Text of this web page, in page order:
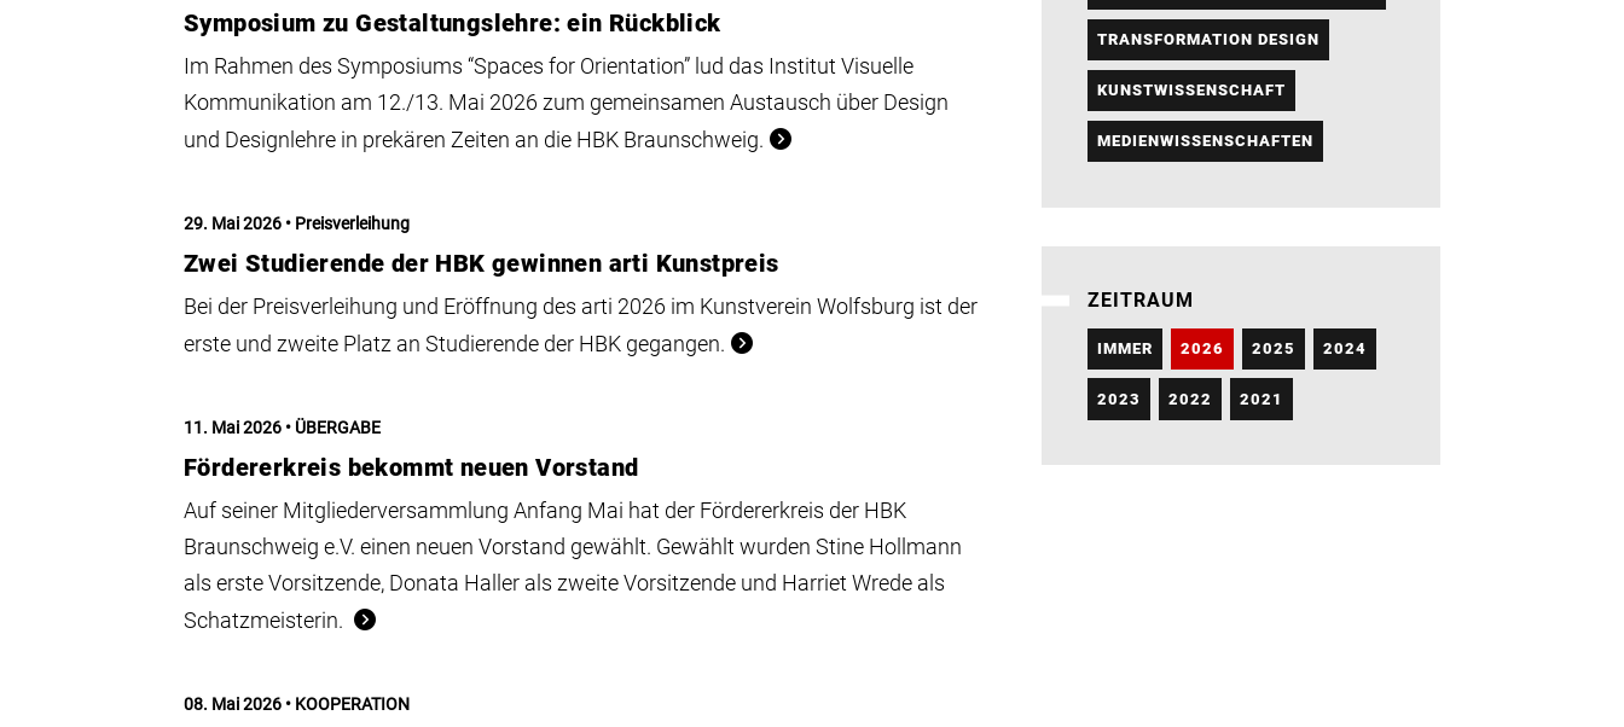
Symposium zu Gestaltungslehre: ein Rückblick
Im Rahmen des Symposiums “Spaces for Orientation” lud das Institut Visuelle
Kommunikation am 12./13. Mai 2026 zum gemeinsamen Austausch über Design
und Designlehre in prekären Zeiten an die HBK Braunschweig.
29. Mai 2026 Preisverleihung
Zwei Studierende der HBK gewinnen arti Kunstpreis
Bei der Preisverleihung und Eröffnung des arti 2026 im Kunstverein Wolfsburg ist der
erste und zweite Platz an Studierende der HBK gegangen.
11. Mai 2026 ÜBERGABE
Fördererkreis bekommt neuen Vorstand
Auf seiner Mitgliederversammlung Anfang Mai hat der Fördererkreis der HBK
Braunschweig e.V. einen neuen Vorstand gewählt. Gewählt wurden Stine Hollmann
als erste Vorsitzende, Donata Haller als zweite Vorsitzende und Harriet Wrede als
Schatzmeisterin.
08. Mai 2026 KOOPERATION
TRANSFORMATION DESIGN
KUNSTWISSENSCHAFT
MEDIENWISSENSCHAFTEN
ZEITRAUM
IMMER 2026 2025 2024
2023 2022 2021